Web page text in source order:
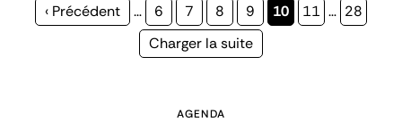
Page
‹ Précédent … Page
6 Page
7 Page
8 Page
9
Page
10 Page
11 … Page
28
Page
Charger la suite
AGENDA